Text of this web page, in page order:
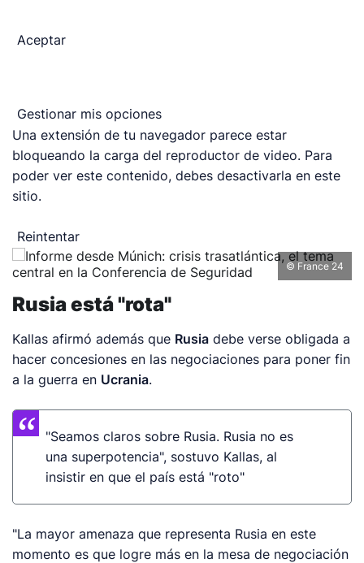
Aceptar
Gestionar mis opciones
Una extensión de tu navegador parece estar
bloqueando la carga del reproductor de video. Para
poder ver este contenido, debes desactivarla en este
sitio.
Reintentar
© France 24
Rusia está "rota"
Kallas afirmó además que Rusia debe verse obligada a
hacer concesiones en las negociaciones para poner fin
a la guerra en Ucrania.
"Seamos claros sobre Rusia. Rusia no es
una superpotencia", sostuvo Kallas, al
insistir en que el país está "roto"
"La mayor amenaza que representa Rusia en este
momento es que logre más en la mesa de negociación